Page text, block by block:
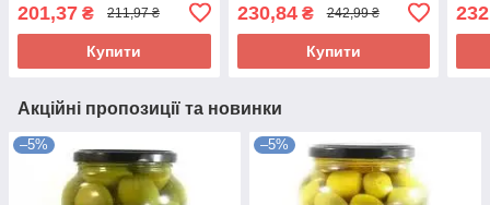
201,37 ₴ 211,97 ₴
Купити
230,84₴ 242,99 ₴
Купити
Акційні пропозиції та новинки
–5% –5%